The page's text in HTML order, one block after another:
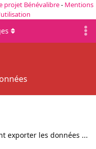
projet Bénévalibre- Mentions
exporter les données ...